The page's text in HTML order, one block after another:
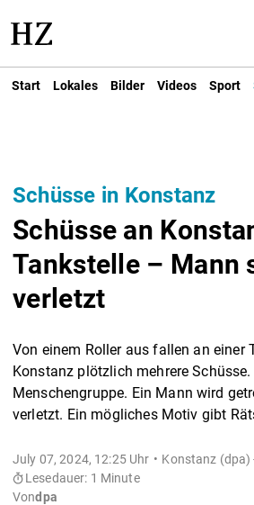
Start Lokales Bilder Videos Sport
Schüsse in Konstanz
Schüsse an
Tankstelle – Mann
verletzt
Von einem Roller aus fallen an einer
Konstanz plötzlich mehrere
Menschengruppe. Ein Mann wird
verletzt. Ein mögliches Motiv gibt
July 07, 2024, 12:25 Uhr
Konstanz (dpa)
Lesedauer: 1 Minute
Vondpa